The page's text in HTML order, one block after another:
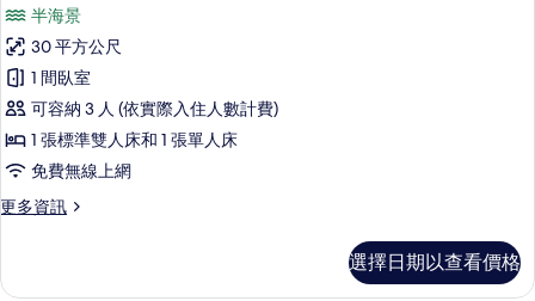
所
有
相
片
Twin
Room)
的
詳
情
三
人
房,
多
張
非
煙
半海景
30 平方公尺
1 間臥室
可容納 3 人 (依實際入住人數計費)
1 張標準雙人床和 1 張單人床
免費無線上網
更多資訊
更
房,
選擇日期以查看價格